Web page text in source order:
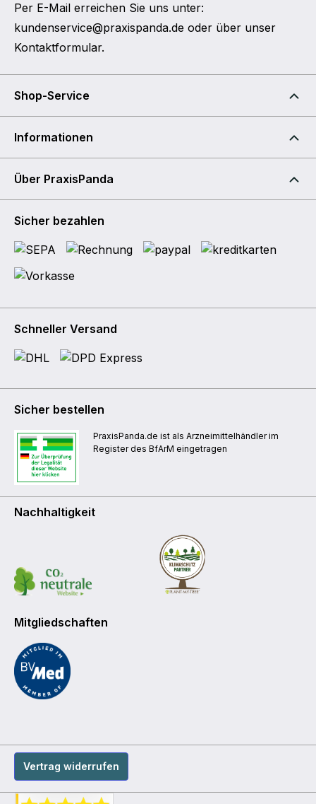
Per E-Mail erreichen Sie uns unter:
kundenservice@praxispanda.de oder über unser
Kontaktformular.
Shop-Service
Informationen
Über PraxisPanda
Sicher bezahlen
Schneller Versand
Sicher bestellen
PraxisPanda.de ist als Arzneimittelhändler im
Register des BfArM eingetragen
Nachhaltigkeit
Mitgliedschaften
Vertrag widerrufen